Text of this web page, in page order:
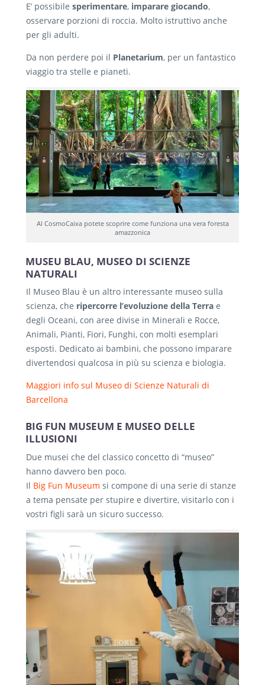
E’ possibile sperimentare, imparare giocando,
osservare porzioni di roccia. Molto istruttivo anche
per gli adulti.
Da non perdere poi il Planetarium, per un fantastico
viaggio tra stelle e pianeti.
Al CosmoCaixa potete scoprire come funziona una vera foresta
amazzonica
MUSEU BLAU, MUSEO DI SCIENZE
NATURALI
Il Museo Blau è un altro interessante museo sulla
scienza, che ripercorre l’evoluzione della Terra e
degli Oceani, con aree divise in Minerali e Rocce,
Animali, Pianti, Fiori, Funghi, con molti esemplari
esposti. Dedicato ai bambini, che possono imparare
divertendosi qualcosa in più su scienza e biologia.
Maggiori info sul Museo di Scienze Naturali di
Barcellona
BIG FUN MUSEUM E MUSEO DELLE
ILLUSIONI
Due musei che del classico concetto di “museo”
hanno davvero ben poco.
Il Big Fun Museum si compone di una serie di stanze
a tema pensate per stupire e divertire, visitarlo con i
vostri figli sarà un sicuro successo.